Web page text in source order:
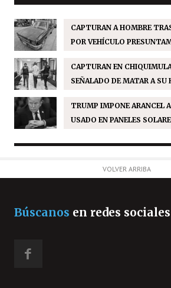
CAPTURAN A HOMBRE
POR VEHÍCULO
CAPTURAN EN
SEÑALADO DE MATAR A SU
TRUMP IMPONE ARANCEL
USADO EN PANELES
VOLVER ARRIBA
Búscanos en redes sociales